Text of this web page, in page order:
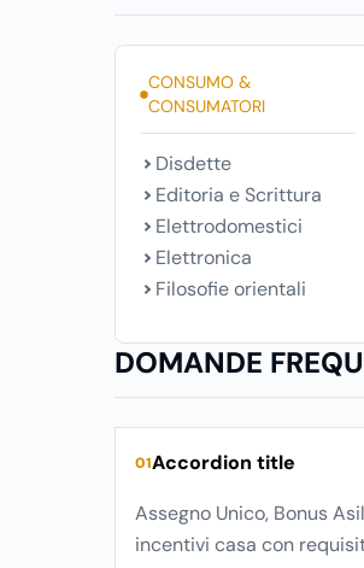
CONSUMO &
CONSUMATORI
Disdette
Editoria e Scrittura
Elettrodomestici
Elettronica
Filosofie orientali
DOMANDE
01Accordion title
Assegno Unico, Bonus
incentivi casa con